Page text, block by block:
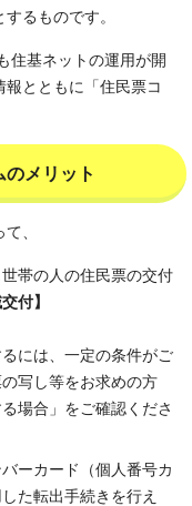
るものです。
住基ネットの運用が開
とともに「住民票コ
メリット
、
帯の人の住民票の交付
付】
には、一定の条件がご
写し等をお求めの方
場合」をご確認くださ
ーカード（個人番号カ
た転出手続きを行え